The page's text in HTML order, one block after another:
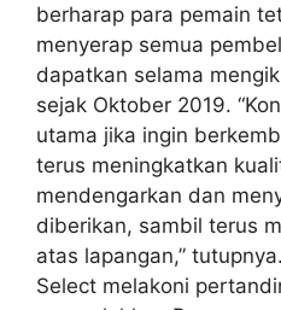
berharap para pemain
menyerap semua
dapatkan selama
sejak Oktober 2019.
utama jika ingin
terus meningkatkan
mendengarkan dan
diberikan, sambil terus
atas lapangan,”
Select melakoni